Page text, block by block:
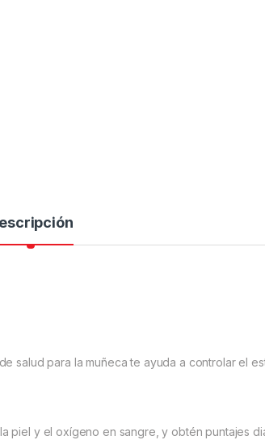
salud para la muñeca te ayuda a controlar el
piel y el oxígeno en sangre, y obtén puntajes